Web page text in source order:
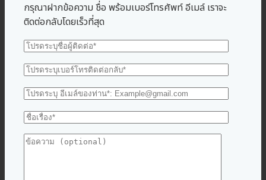
กรุณาฝากข้อความ ชื่อ พร้อมเบอร์โทรศัพท์ อีเมล์ เราจะ
ติดต่อกลับโดยเร็วที่สุด